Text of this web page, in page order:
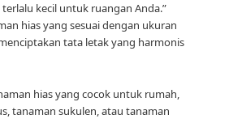
kecil untuk ruangan Anda.”
hias yang sesuai dengan ukuran
tata letak yang harmonis
hias yang cocok untuk rumah,
tanaman sukulen, atau tanaman